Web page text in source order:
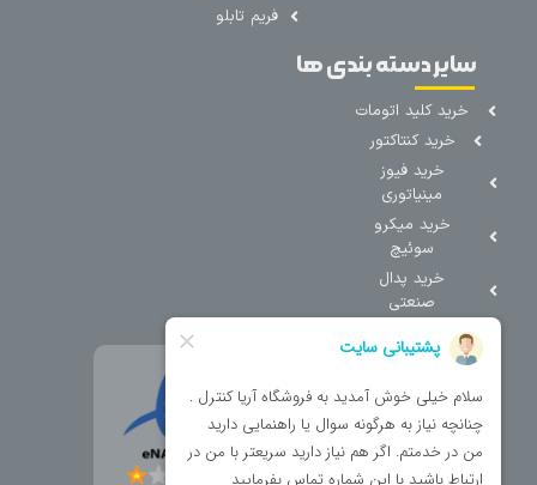
فریم تابلو
سایر دسته بندی ها
خرید کلید اتومات
خرید کنتاکتور
خرید فیوز
مینیاتوری
خرید میکرو
سوئیچ
خرید پدال
صنعتی